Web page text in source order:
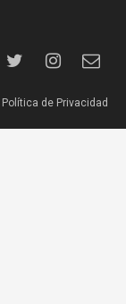
Política de Privacidad